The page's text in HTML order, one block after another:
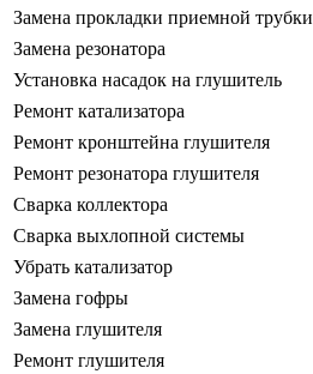
Замена прокладки приемной трубки
Замена резонатора
Установка насадок на глушитель
Ремонт катализатора
Ремонт кронштейна глушителя
Ремонт резонатора глушителя
Сварка коллектора
Сварка выхлопной системы
Убрать катализатор
Замена гофры
Замена глушителя
Ремонт глушителя